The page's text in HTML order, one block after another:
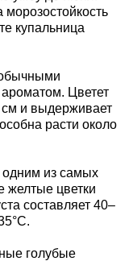
морозостойкость
купальница
Цветет
см и выдерживает
расти около
из самых
желтые цветки
составляет 40–
голубые